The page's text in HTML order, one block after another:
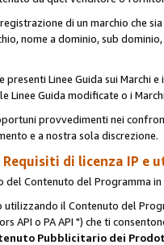
di un marchio che
nome a dominio, sub
Linee Guida sui Marchi
Linee Guida modificate o i
provvedimenti nei
e a nostra sola discrezione.
Requisiti di licenza IP e
del Contenuto del Programma
utilizzando il Contenuto del
API o PA API ") che ti
Pubblicitario dei